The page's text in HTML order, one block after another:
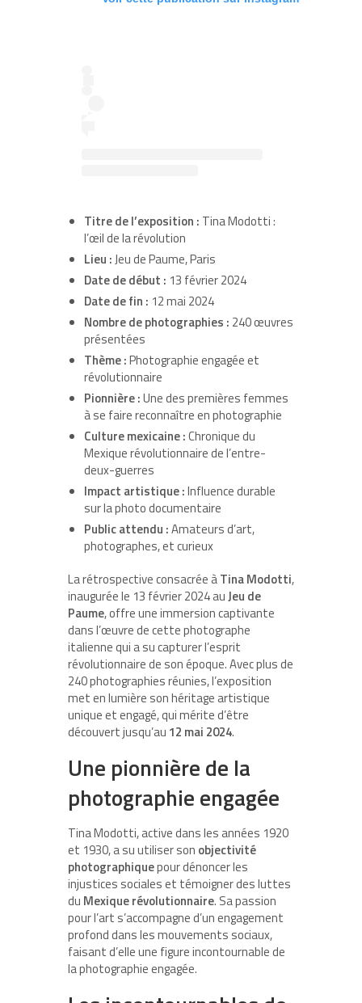
Titre de l’exposition : Tina Modotti :
l’œil de la révolution
Lieu :Jeu de Paume, Paris
Date de début : 13 février 2024
Date de fin : 12 mai 2024
Nombre de photographies : 240 œuvres
présentées
Thème :Photographie engagée et
révolutionnaire
Pionnière :Une des premières femmes
à se faire reconnaître en photographie
Culture mexicaine :Chronique du
Mexique révolutionnaire de l’entre-
deux-guerres
Impact artistique :Influence durable
sur la photo documentaire
Public attendu :Amateurs d’art,
photographes, et curieux
La rétrospective consacrée àTina Modotti,
inaugurée le 13 février 2024 auJeu de
Paume, offre une immersion captivante
dans l’œuvre de cette photographe
italienne qui a su capturer l’esprit
révolutionnaire de son époque. Avec plus de
240 photographies réunies, l’exposition
met en lumière son héritage artistique
unique et engagé, qui mérite d’être
découvert jusqu’au 12 mai 2024.
Une pionnière de la
photographie engagée
Tina Modotti, active dans les années 1920
et 1930, a su utiliser son objectivité
photographiquepour dénoncer les
injustices sociales et témoigner des luttes
du Mexique révolutionnaire. Sa passion
pour l’art s’accompagne d’un engagement
profond dans les mouvements sociaux,
faisant d’elle une figure incontournable de
la photographie engagée.